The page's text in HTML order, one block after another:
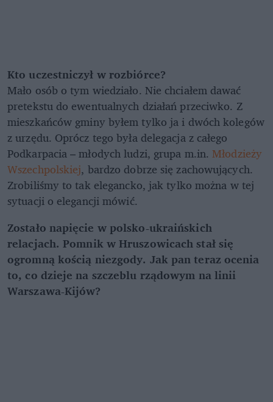
Kto uczestniczył w rozbiórce?
Mało osób o tym wiedziało. Nie chciałem dawać
pretekstu do ewentualnych działań przeciwko. Z
mieszkańców gminy byłem tylko ja i dwóch kolegów
z urzędu. Oprócz tego była delegacja z całego
Podkarpacia – młodych ludzi, grupa m.in.Młodzieży
Wszechpolskiej, bardzo dobrze się zachowujących.
Zrobiliśmy to tak elegancko, jak tylko można w tej
sytuacji o elegancji mówić.
Zostało napięcie w polsko-ukraińskich
relacjach. Pomnik w Hruszowicach stał się
ogromną kością niezgody. Jak pan teraz ocenia
to, co dzieje na szczeblu rządowym na linii
Warszawa-Kijów?